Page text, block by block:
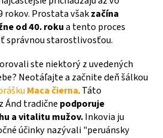
rokov. Prostata všakzačína
od 40. rokua tento proces
správnou starostlivosťou.
ste niektorý z uvedených
Neotáľajte a začnite deň šálkou
Maca čierna. Táto
Ánd tradične podporuje
a vitalitu mužov.Inkovia ju
účinky nazývali "peruánsky